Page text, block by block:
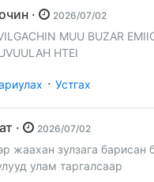
Зочин · 2026/07/02
MUU BUZAR
HTEI
· Устгах
Бат · 2026/07/02
жаахан зулзага
улам таргалсаар